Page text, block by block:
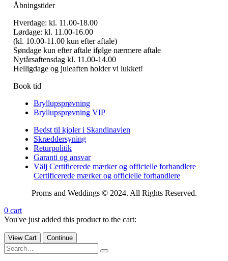
Åbningstider
Hverdage: kl. 11.00-18.00
Lørdage: kl. 11.00-16.00
(kl. 10.00-11.00 kun efter aftale)
Søndage kun efter aftale ifølge nærmere aftale
Nytårsaftensdag kl. 11.00-14.00
Helligdage og juleaften holder vi lukket!
Book tid
Bryllupsprøvning
Bryllupsprøvning VIP
Bedst til kjoler i Skandinavien
Skræddersyning
Returpolitik
Garanti og ansvar
Välj Certificerede mærker og officielle forhandlere
Certificerede mærker og officielle forhandlere
Proms and Weddings © 2024. All Rights Reserved.
0 cart
You've just added this product to the cart:
View Cart Continue